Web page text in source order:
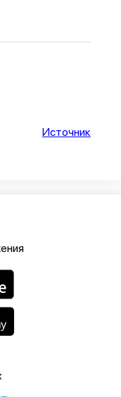
Источник